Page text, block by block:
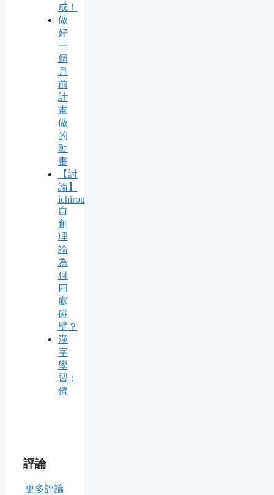
成！
做
好
一
個
月
前
計
畫
做
的
動
畫
【討
論】
ichirou
自
創
理
論
為
何
四
處
碰
壁？
漢
字
學
習：
儕
評論
更多評論